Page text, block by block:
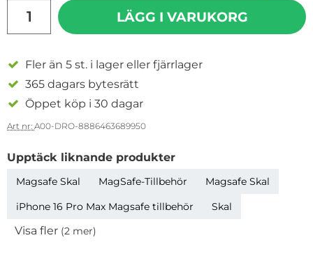
LÄGG I VARUKORG
Fler än 5 st. i lager eller fjärrlager
365 dagars bytesrätt
Öppet köp i 30 dagar
Art nr: A00-DRO-8886463689950
Upptäck liknande produkter
Magsafe Skal MagSafe-Tillbehör
Magsafe Skal
iPhone 16 Pro Max Magsafe tillbehör
Skal
Visa fler (2 mer)